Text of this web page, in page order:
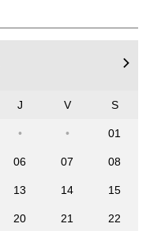
J V S
01
06 07 08
13 14 15
20 21 22